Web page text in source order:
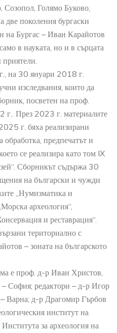
Созопол, Голямо Буково,
две поколения бургаски
на Бургас – Иван Карайотов
в науката, но и в сърцата
на 30 януари 2018 г.
изследвания, които да
посветен на проф.
г.. През 2023 г. материалите
г. бяха реализирани
обработка, предпечатът и
се реализира като том IX
Сборникът съдържа 30
на български и чужди
„Нумизматика и
археология“,
и реставрация“.
териториално с
– зоната на българското
е проф. д-р Иван Христов,
София; редактори – д-р Игор
Варна; д-р Драгомир Гърбов
институт на
за археология на